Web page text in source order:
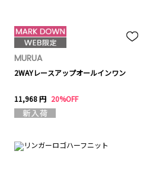
MURUA
2WAYレースアップオールインワン
11,968 円 20%OFF